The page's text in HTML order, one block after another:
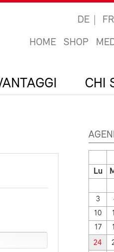
DE FR
HOME SHOP
CHI
Lu
3
10
17
24